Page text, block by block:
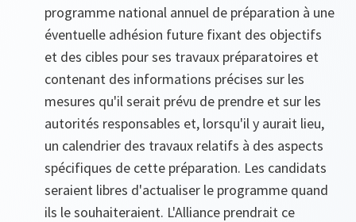
programme national annuel de préparation à une
éventuelle adhésion future fixant des objectifs
et des cibles pour ses travaux préparatoires et
contenant des informations précises sur les
mesures qu'il serait prévu de prendre et sur les
autorités responsables et, lorsqu'il y aurait lieu,
un calendrier des travaux relatifs à des aspects
spécifiques de cette préparation. Les candidats
seraient libres d'actualiser le programme quand
ils le souhaiteraient. L'Alliance prendrait ce